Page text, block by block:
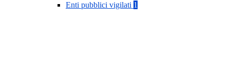
Enti pubblici vigilati 1